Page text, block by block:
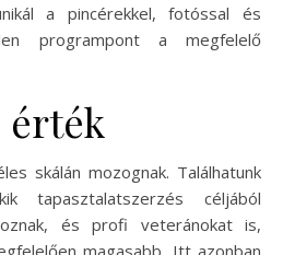
a pincérekkel, fotóssal és
programpont a megfelelő
érték
skálán mozognak. Találhatunk
tapasztalatszerzés céljából
és profi veteránokat is,
magasabb. Itt azonban